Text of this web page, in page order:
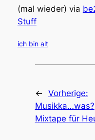
(mal wieder) via
Stuff
ich bin alt
← Vorherige:
Musikka…was?
Mixtape für